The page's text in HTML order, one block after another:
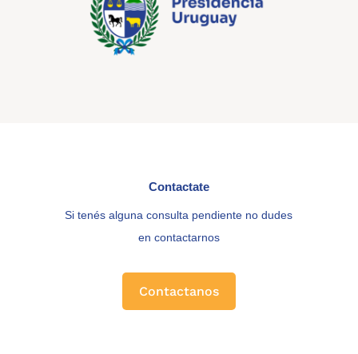
Contactate
Si tenés alguna consulta pendiente no dudes
en contactarnos
Contactanos